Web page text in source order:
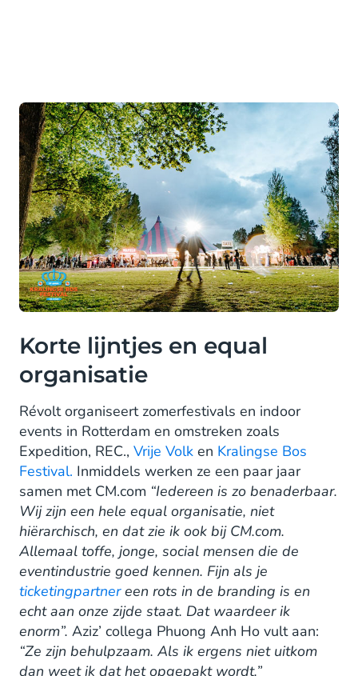
Korte lijntjes en equal
organisatie
Révolt organiseert zomerfestivals en indoor
events in Rotterdam en omstreken zoals
Expedition, REC., Vrije Volk en Kralingse Bos
Festival. Inmiddels werken ze een paar jaar
samen met CM.com “Iedereen is zo benaderbaar.
Wij zijn een hele equal organisatie, niet
hiërarchisch, en dat zie ik ook bij CM.com.
Allemaal toffe, jonge, social mensen die de
eventindustrie goed kennen. Fijn als je
ticketingpartnereen rots in de branding is en
echt aan onze zijde staat. Dat waardeer ik
enorm”. Aziz’ collega Phuong Anh Ho vult aan:
“Ze zijn behulpzaam. Als ik ergens niet uitkom
dan weet ik dat het opgepakt wordt.”